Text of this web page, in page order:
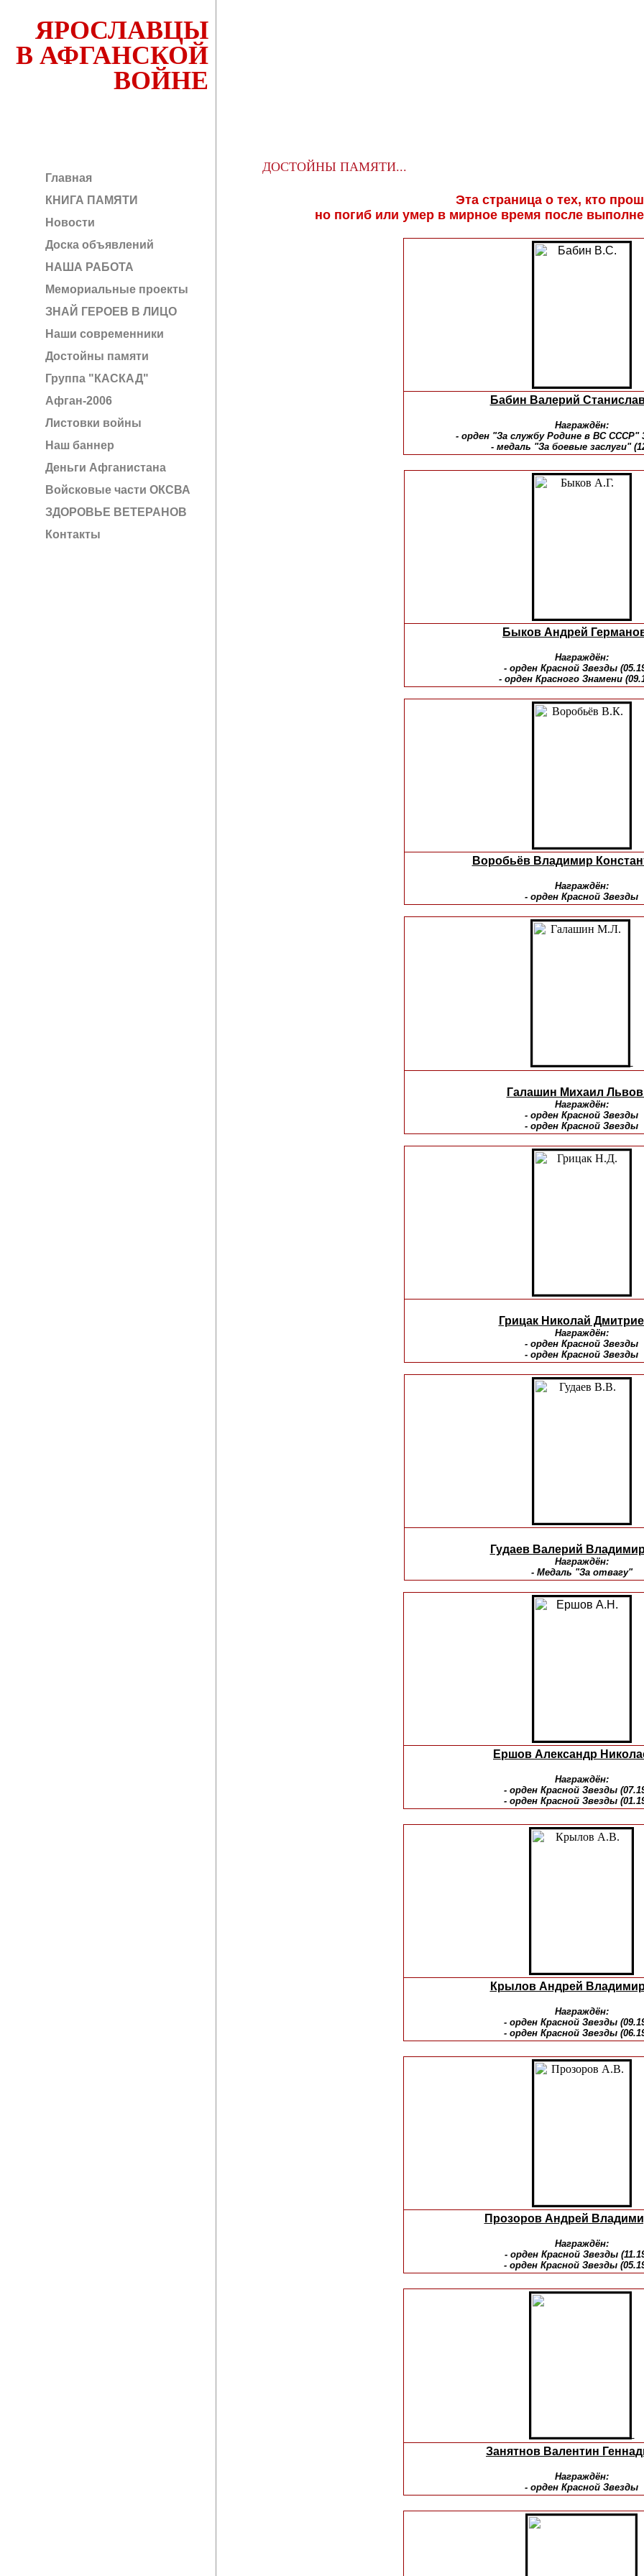
ЯРОСЛАВЦЫ
В АФГАНСКОЙ
ВОЙНЕ
Главная
КНИГА ПАМЯТИ
Новости
Доска объявлений
НАША РАБОТА
Мемориальные проекты
ЗНАЙ ГЕРОЕВ В ЛИЦО
Наши современники
Достойны памяти
Группа "КАСКАД"
Афган-2006
Листовки войны
Наш баннер
Деньги Афганистана
Войсковые части ОКСВА
ЗДОРОВЬЕ ВЕТЕРАНОВ
Контакты
ДОСТОЙНЫ ПАМЯТИ...
Эта страница о тех, кто
но погиб или умер в мирное время после
Бабин Валерий
Награждён:
- орден "За службу Родине в ВС СССР"
- медаль "За боевые заслуги"
Быков Андрей
Награждён:
- орден Красной Звезды
- орден Красного Знамени
Воробьёв Владимир
Награждён:
- орден Красной Звезды
Галашин Михаил
Награждён:
- орден Красной Звезды
- орден Красной Звезды
Грицак Николай
Награждён:
- орден Красной Звезды
- орден Красной Звезды
Гудаев Валерий
Награждён:
- Медаль "За отвагу"
Ершов Александр
Награждён:
- орден Красной Звезды
- орден Красной Звезды
Крылов Андрей
Награждён:
- орден Красной Звезды
- орден Красной Звезды
Прозоров Андрей
Награждён:
- орден Красной Звезды
- орден Красной Звезды
Занятнов Валентин
Награждён:
- орден Красной Звезды